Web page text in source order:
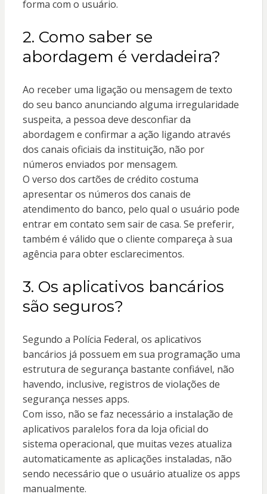
forma com o usuário.
2. Como saber se
abordagem é verdadeira?
Ao receber uma ligação ou mensagem de texto
do seu banco anunciando alguma irregularidade
suspeita, a pessoa deve desconfiar da
abordagem e confirmar a ação ligando através
dos canais oficiais da instituição, não por
números enviados por mensagem.
O verso dos cartões de crédito costuma
apresentar os números dos canais de
atendimento do banco, pelo qual o usuário pode
entrar em contato sem sair de casa. Se preferir,
também é válido que o cliente compareça à sua
agência para obter esclarecimentos.
3. Os aplicativos bancários
são seguros?
Segundo a Polícia Federal, os aplicativos
bancários já possuem em sua programação uma
estrutura de segurança bastante confiável, não
havendo, inclusive, registros de violações de
segurança nesses apps.
Com isso, não se faz necessário a instalação de
aplicativos paralelos fora da loja oficial do
sistema operacional, que muitas vezes atualiza
automaticamente as aplicações instaladas, não
sendo necessário que o usuário atualize os apps
manualmente.